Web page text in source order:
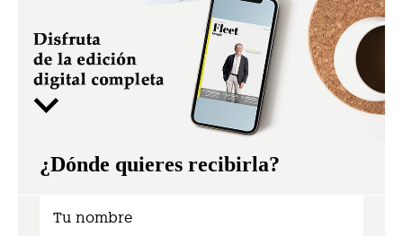
¿Dónde quieres recibirla?